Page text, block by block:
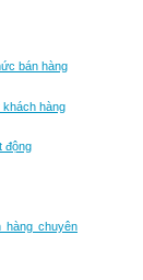
bán hàng
hàng
động
chuyên